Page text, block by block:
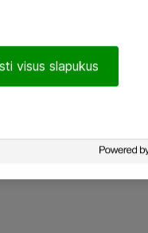
visus slapukus